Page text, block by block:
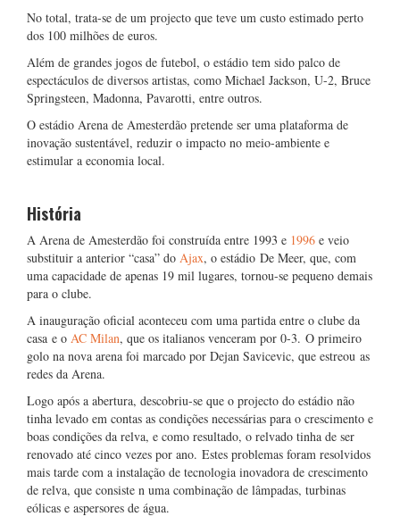
No total, trata-se de um projecto que teve um custo estimado perto
dos 100 milhões de euros.
Além de grandes jogos de futebol, o estádio tem sido palco de
espectáculos de diversos artistas, como Michael Jackson, U-2, Bruce
Springsteen, Madonna, Pavarotti, entre outros.
O estádio Arena de Amesterdão pretende ser uma plataforma de
inovação sustentável, reduzir o impacto no meio-ambiente e
estimular a economia local.
História
A Arena de Amesterdão foi construída entre 1993 e 1996 e veio
substituir a anterior “casa” do Ajax, o estádio De Meer, que, com
uma capacidade de apenas 19 mil lugares, tornou-se pequeno demais
para o clube.
A inauguração oficial aconteceu com uma partida entre o clube da
casa e o AC Milan, que os italianos venceram por 0-3. O primeiro
golo na nova arena foi marcado por Dejan Savicevic, que estreou as
redes da Arena.
Logo após a abertura, descobriu-se que o projecto do estádio não
tinha levado em contas as condições necessárias para o crescimento e
boas condições da relva, e como resultado, o relvado tinha de ser
renovado até cinco vezes por ano. Estes problemas foram resolvidos
mais tarde com a instalação de tecnologia inovadora de crescimento
de relva, que consiste n uma combinação de lâmpadas, turbinas
eólicas e aspersores de água.